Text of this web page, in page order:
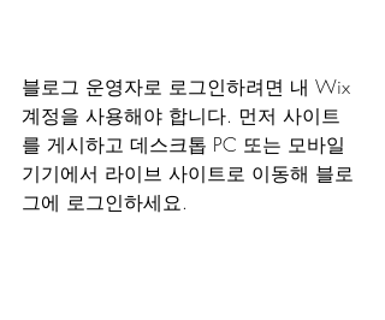
블로그 운영자로 로그인하려면 내 Wix
계정을 사용해야 합니다. 먼저 사이트
를 게시하고 데스크톱 PC 또는 모바일
기기에서 라이브 사이트로 이동해 블로
그에 로그인하세요.